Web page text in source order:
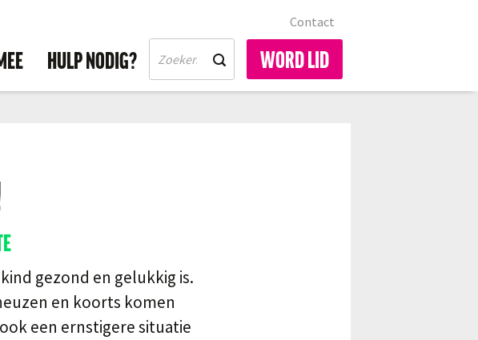
Contact
HULP NODIG? WORD LID
gezond en gelukkig is.
en koorts komen
een ernstigere situatie